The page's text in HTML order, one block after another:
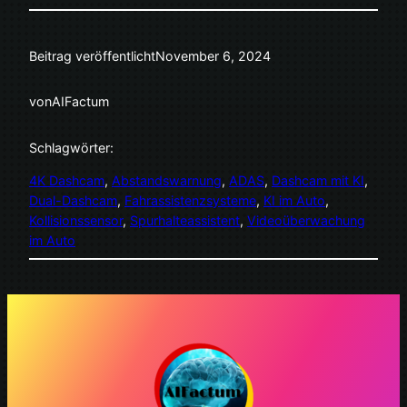
Beitrag veröffentlichtNovember 6, 2024
vonAIFactum
Schlagwörter:
4K Dashcam, Abstandswarnung, ADAS, Dashcam mit KI
Dual-Dashcam, Fahrassistenzsysteme, KI im Auto
Kollisionssensor, Spurhalteassistent, Videoüberwachung
im Auto